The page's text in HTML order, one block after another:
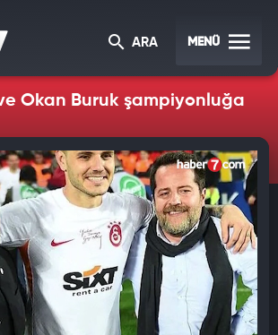
ARA MENÜ
Okan Buruk şampiyonluğa